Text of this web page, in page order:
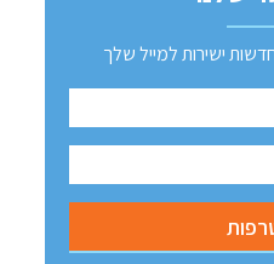
ישירות למייל שלך